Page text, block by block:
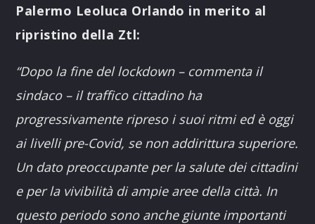
Palermo Leoluca Orlando in merito al
ripristino della Ztl:
“Dopo la fine del lockdown – commenta il
sindaco – il traffico cittadino ha
progressivamente ripreso i suoi ritmi ed è oggi
ai livelli pre-Covid, se non addirittura superiore.
Un dato preoccupante per la salute dei cittadini
e per la vivibilità di ampie aree della città. In
questo periodo sono anche giunte importanti